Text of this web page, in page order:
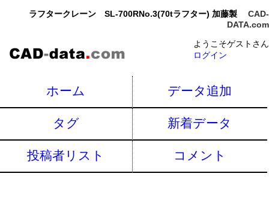
ラフタークレーン SL-700RNo.3(70tラフター) 加藤製
CAD-
DATA.com
ようこそゲストさん
ログイン
ホーム データ追加
タグ 新着データ
投稿者リスト コメント